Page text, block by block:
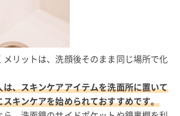
リットは、洗顔後そのまま同じ場所で化
、スキンケアアイテムを洗面所に置いて
キンケアを始められておすすめです。